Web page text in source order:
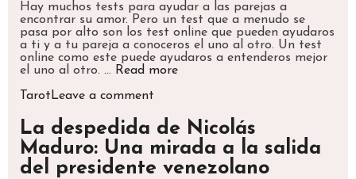
Hay muchos tests para ayudar a las parejas a
encontrar su amor. Pero un test que a menudo se
pasa por alto son los test online que pueden ayudaros
a ti y a tu pareja a conoceros el uno al otro. Un test
online como este puede ayudaros a entenderos mejor
el uno al otro. … Read moreLos
online
que
pueden
a
Categories
Tarot Leave a comment
La despedida de Nicolás
Maduro: Una mirada a la salida
del presidente venezolano